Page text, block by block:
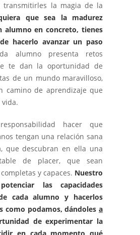
transmitirles la magia de la
que sea la madurez
alumno en concreto, tienes
hacerlo avanzar un paso
alumno presenta retos
te dan la oportunidad de
de un mundo maravilloso,
camino de aprendizaje que
hacer que
tengan una relación sana
que descubran en ella una
de placer, que sean
y capaces. Nuestro
las capacidades
cada alumno y hacerlos
como podamos, dándoles a
de experimentar la